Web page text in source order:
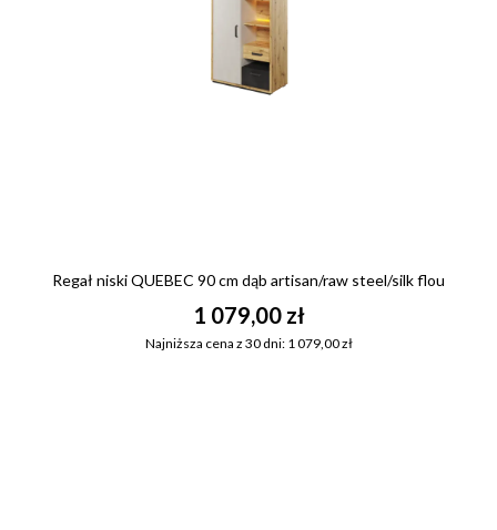
Regał niski QUEBEC 90 cm dąb artisan/raw steel/silk flou
1 079,00 zł
Najniższa cena z 30 dni: 1 079,00 zł